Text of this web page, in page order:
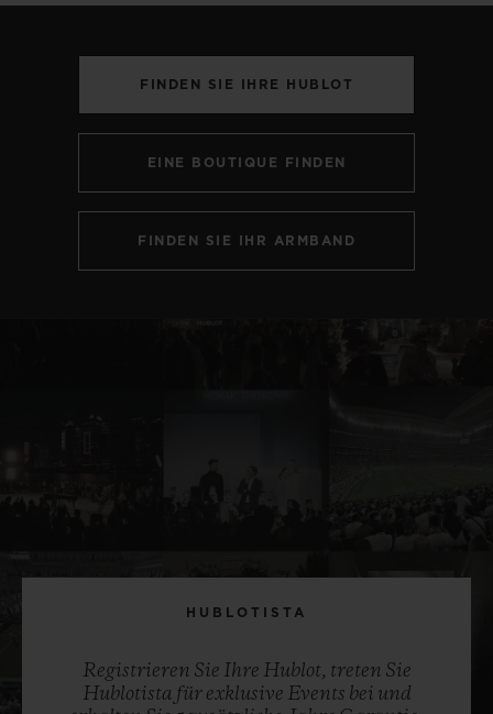
FINDEN SIE IHRE HUBLOT
EINE BOUTIQUE FINDEN
FINDEN SIE IHR ARMBAND
HUBLOTISTA
Registrieren Sie Ihre Hublot, treten Sie
Hublotista für exklusive Events bei und